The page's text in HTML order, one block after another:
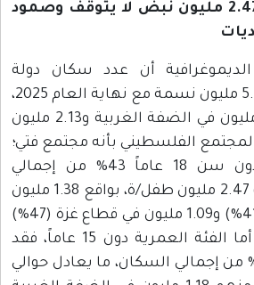
أطفال فلسطين: 2.47 مليون نبض لا يتوقف وصمود
أن عدد سكان دولة
فلسطين بلغ نحو 5.56 مليون نسمة مع نهاية العام 2025،
وتوزعوا بواقع 3.43 مليون في الضفة الغربية و2.13 مليون
الفلسطيني بأنه مجتمع فتي؛
إذ شكّل الأطفال دون سن 18 عاماً 43% من إجمالي
السكان؛ أي ما يقارب 2.47 مليون طفل/ة، بواقع 1.38 مليون
في الضفة الغربية (41%) و1.09 مليون في قطاع غزة (47%)
نهاية العام 2025. أما الفئة العمرية دون 15 عاماً، فقد
نسبتهم 36.3% من إجمالي السكان، ما يعادل حوالي